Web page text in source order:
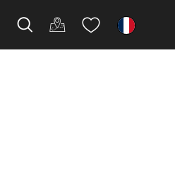
fr